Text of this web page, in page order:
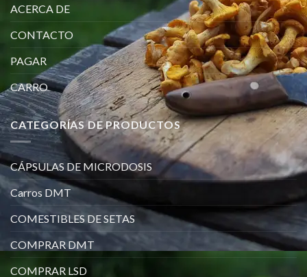
ACERCA DE
CONTACTO
PAGAR
CARRO
CATEGORÍAS DE PRODUCTOS
CÁPSULAS DE MICRODOSIS
Carros DMT
COMESTIBLES DE SETAS
COMPRAR DMT
COMPRAR LSD